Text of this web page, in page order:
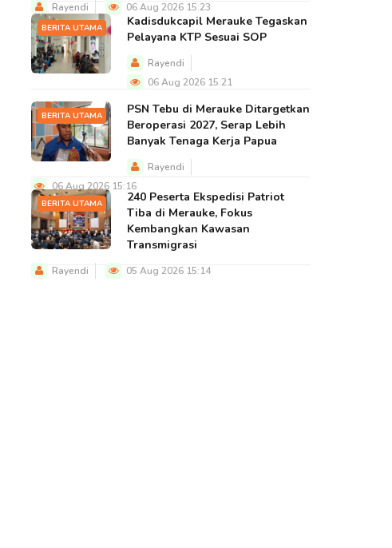
Rayendi 06 Aug 2026 15:23
BERITA UTAMA
Kadisdukcapil Merauke Tegaskan
Pelayana KTP Sesuai SOP
Rayendi
06 Aug 2026 15:21
BERITA UTAMA
PSN Tebu di Merauke Ditargetkan
Beroperasi 2027, Serap Lebih
Banyak Tenaga Kerja Papua
Rayendi
06 Aug 2026 15:16
BERITA UTAMA
240 Peserta Ekspedisi Patriot
Tiba di Merauke, Fokus
Kembangkan Kawasan
Transmigrasi
Rayendi 05 Aug 2026 15:14